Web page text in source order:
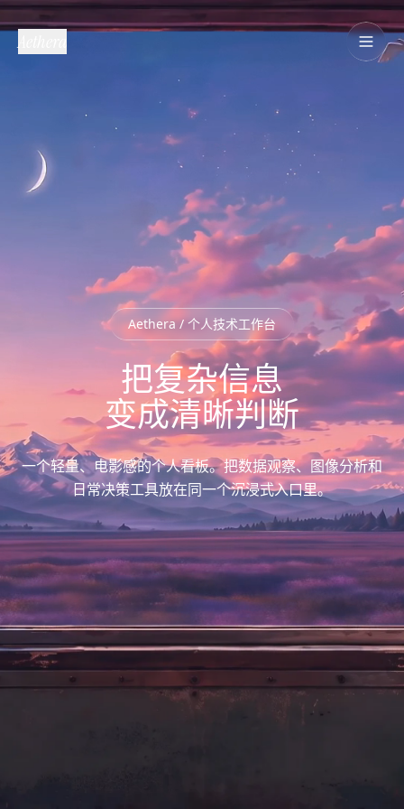
Aethera / 个人技术工作台
把复杂信息
变成清晰判断
一个轻量、电影感的个人看板。把数据观察、图像分析和
日常决策工具放在同一个沉浸式入口里。